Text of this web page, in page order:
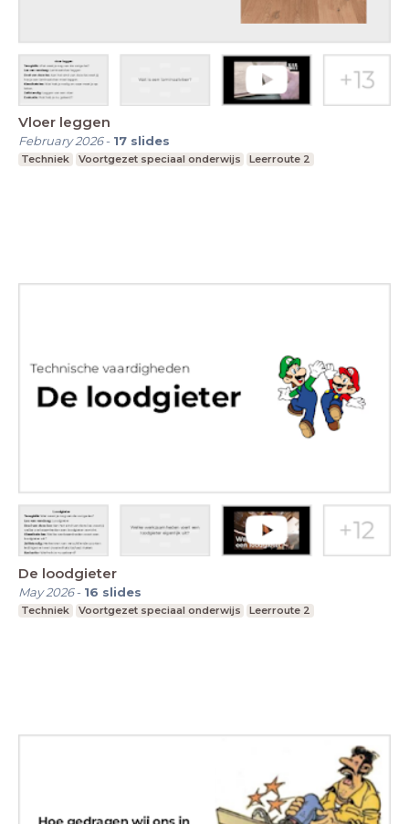
Vloer leggen
February 2026- 17 slides
Techniek Voortgezet speciaal onderwijs Leerroute 2
De loodgieter
May 2026- 16 slides
Techniek Voortgezet speciaal onderwijs Leerroute 2